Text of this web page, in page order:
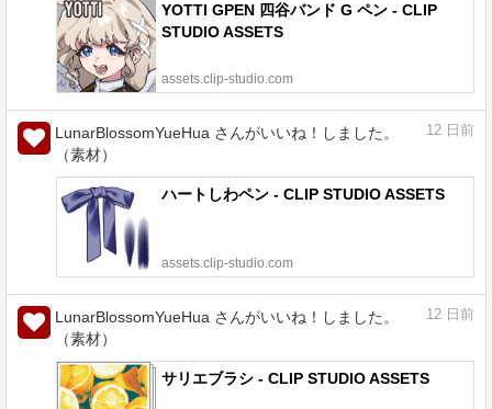
YOTTI GPEN 四谷バンド G ペン - CLIP
STUDIO ASSETS
assets.clip-studio.com
LunarBlossomYueHua さんがいいね！しました。
（素材）
12 日前
ハートしわペン - CLIP STUDIO ASSETS
assets.clip-studio.com
LunarBlossomYueHua さんがいいね！しました。
（素材）
12 日前
サリエブラシ - CLIP STUDIO ASSETS